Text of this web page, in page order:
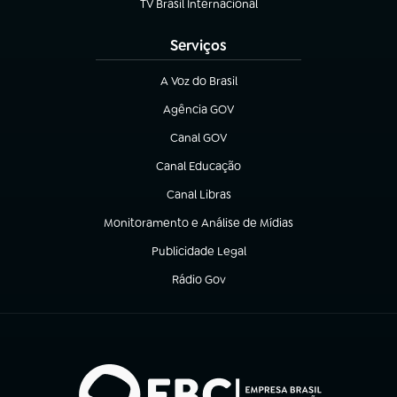
TV Brasil Internacional
(abre em nova aba)
Serviços
A Voz do Brasil
(abre em nova aba)
Agência GOV
(abre em nova aba)
Canal GOV
(abre em nova aba)
Canal Educação
(abre em nova aba)
Canal Libras
(abre em nova aba)
Monitoramento e Análise de Mídias
(abre em nova aba)
Publicidade Legal
(abre em nova aba)
Rádio Gov
(abre em nova aba)